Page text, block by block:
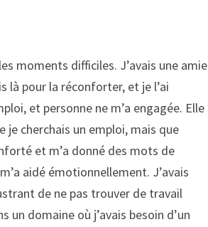
moments difficiles. J’avais une amie
là pour la réconforter, et je l’ai
et personne ne m’a engagée. Elle
je cherchais un emploi, mais que
et m’a donné des mots de
aidé émotionnellement. J’avais
de ne pas trouver de travail
un domaine où j’avais besoin d’un